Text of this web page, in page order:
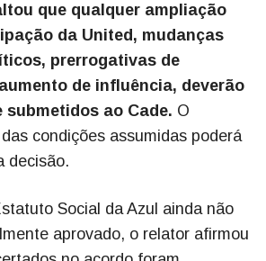
que qualquer ampliação
da United, mudanças
prerrogativas de
de influência, deverão
submetidos ao Cade. O
condições assumidas poderá
decisão.
Social da Azul ainda não
aprovado, o relator afirmou